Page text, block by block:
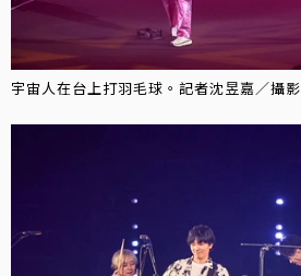
宇宙人在台上打羽毛球。記者沈昱嘉／攝影